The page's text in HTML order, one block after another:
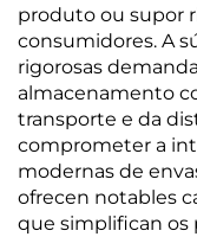
produto ou supor
consumidores. A
rigorosas
almacenamento
transporte e da
comprometer a
modernas de
ofrecen notables
que simplifican os